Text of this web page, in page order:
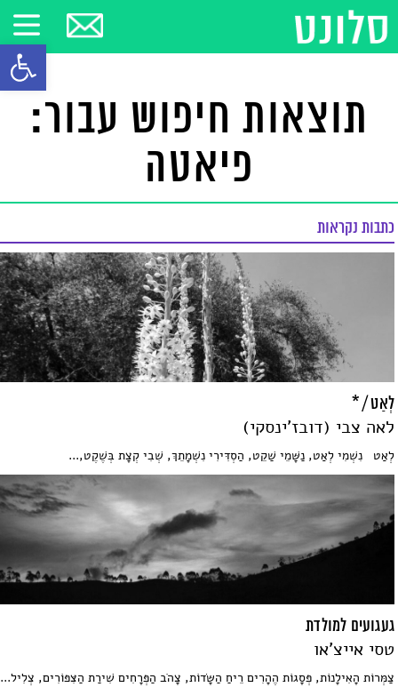
פתח
תוצאות חיפוש עבור:
פיאטה
כתבות נקראות
לְאַט / *
לאה צבי (דובז'ינסקי)
לְאַט נִשְׁמִי לְאַט, נַשָּׁמֵי שַׁקֵט, הַסְדִּירִי נִשְׁמָתֵךְ, שְׁבִי קְצָת בְּשֶׁקֶט,...
געגועים למולדת
טסי אייצ'או
צַמְּרוֹת הָאִילָנוֹת, פְּסָגוֹת הֶהָרִים רֵיחַ הַשָּׂדוֹת, צָהֹב הַפְּרָחִים שִׁירַת הַצִּפּוֹרִים, צְלִיל...